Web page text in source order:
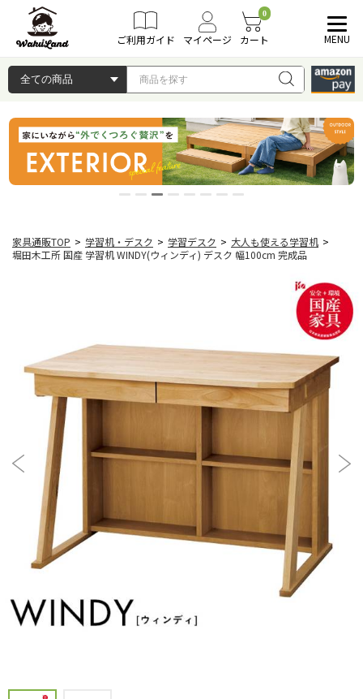
ご利用ガイド マイページ
0
カート MENU
家具通販TOP > 学習机・デスク > 学習デスク > 大人も使える学習机 >
堀田木工所 国産 学習机 WINDY(ウィンディ) デスク 幅100cm 完成品